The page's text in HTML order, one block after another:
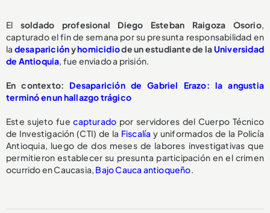
El soldado profesional Diego Esteban Raigoza Osorio,
capturado el fin de semana por su presunta responsabilidad en
la desapariciónyhomicidiode un estudiante de laUniversidad
de Antioquia, fue enviado a prisión.
En contexto: Desaparición de Gabriel Erazo: la angustia
terminó en un hallazgo trágico
Este sujeto fuecapturado por servidores del Cuerpo Técnico
de Investigación (CTI) de la Fiscalía y uniformados de la Policía
Antioquia, luego de dos meses de labores investigativas que
permitieron establecer su presunta participación en el crimen
ocurrido en Caucasia, Bajo Cauca antioqueño.